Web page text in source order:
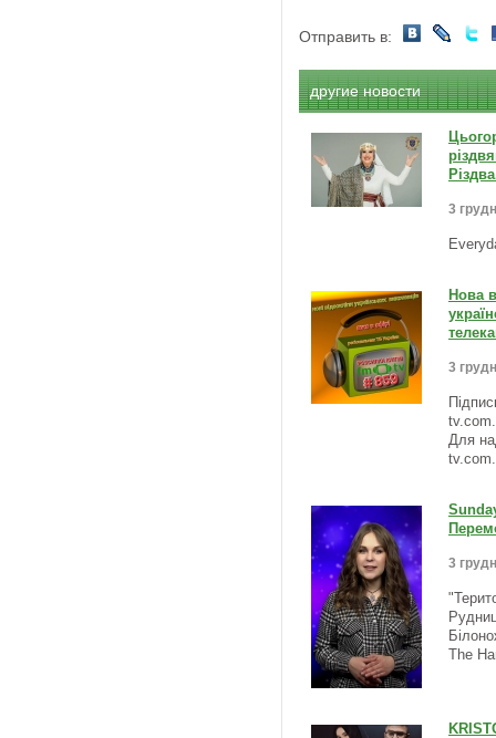
Отправить в:
другие новости
3
Нова
3
Для
3
The